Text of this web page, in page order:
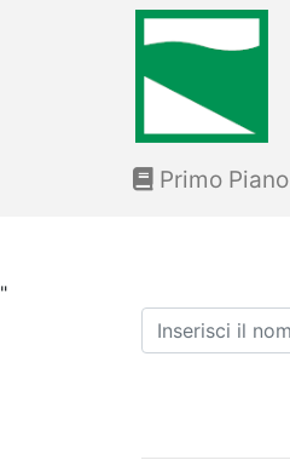
"
Primo Piano
Ricerca